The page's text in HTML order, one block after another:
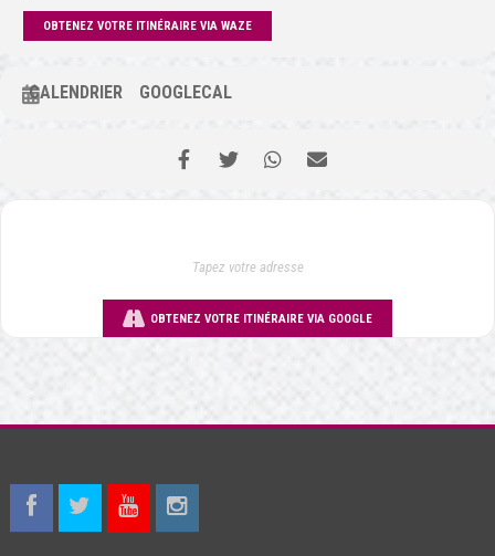
OBTENEZ VOTRE ITINÉRAIRE VIA WAZE
CALENDRIER GOOGLECAL
OBTENEZ VOTRE ITINÉRAIRE VIA GOOGLE